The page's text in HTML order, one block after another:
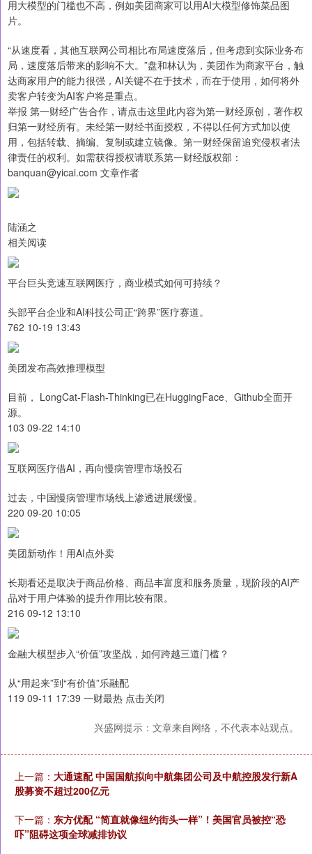
用大模型的门槛也不高，例如美团商家可以用AI大模型修饰菜品图
片。
“从速度看，其他互联网公司相比布局速度落后，但考虑到实际业务布
局，速度落后带来的影响不大。”盘和林认为，美团作为商家平台，触
达商家用户的能力很强，AI关键不在于技术，而在于使用，如何将外
卖客户转变为AI客户将是重点。
举报 第一财经广告合作，请点击这里此内容为第一财经原创，著作权
归第一财经所有。未经第一财经书面授权，不得以任何方式加以使
用，包括转载、摘编、复制或建立镜像。第一财经保留追究侵权者法
律责任的权利。如需获得授权请联系第一财经版权部：
banquan@yicai.com 文章作者
陆涵之
相关阅读
平台巨头竞速互联网医疗，商业模式如何可持续？
头部平台企业和AI科技公司正“跨界”医疗赛道。
762 10-19 13:43
美团发布高效推理模型
目前， LongCat-Flash-Thinking已在HuggingFace、Github全面开
源。
103 09-22 14:10
互联网医疗借AI，再向慢病管理市场投石
过去，中国慢病管理市场线上渗透进展缓慢。
220 09-20 10:05
美团新动作！用AI点外卖
长期看还是取决于商品价格、商品丰富度和服务质量，现阶段的AI产
品对于用户体验的提升作用比较有限。
216 09-12 13:10
金融大模型步入“价值”攻坚战，如何跨越三道门槛？
从“用起来”到“有价值”乐融配
119 09-11 17:39 一财最热 点击关闭
兴盛网提示：文章来自网络，不代表本站观点。
上一篇： 大通速配 中国国航拟向中航集团公司及中航控股发行新A
股募资不超过200亿元
下一篇： 东方优配 “简直就像纽约街头一样”！美国官员被控“恐
吓”阻碍这项全球减排协议